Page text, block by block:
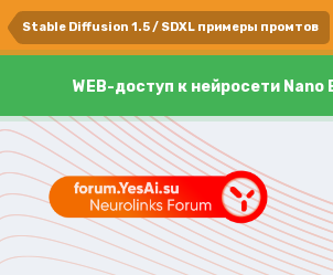
Stable Diffusion 1.5 / SDXL примеры промтов
WEB-доступ к нейросети Nano